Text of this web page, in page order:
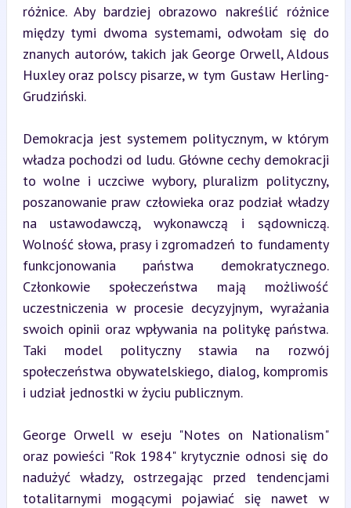
różnice. Aby bardziej obrazowo nakreślić różnice
między tymi dwoma systemami, odwołam się do
znanych autorów, takich jak George Orwell, Aldous
Huxley oraz polscy pisarze, w tym Gustaw Herling-
Grudziński.
Demokracja jest systemem politycznym, w którym
władza pochodzi od ludu. Główne cechy demokracji
to wolne i uczciwe wybory, pluralizm polityczny,
poszanowanie praw człowieka oraz podział władzy
na ustawodawczą, wykonawczą i sądowniczą.
Wolność słowa, prasy i zgromadzeń to fundamenty
funkcjonowania państwa demokratycznego.
Członkowie społeczeństwa mają możliwość
uczestniczenia w procesie decyzyjnym, wyrażania
swoich opinii oraz wpływania na politykę państwa.
Taki model polityczny stawia na rozwój
społeczeństwa obywatelskiego, dialog, kompromis
i udział jednostki w życiu publicznym.
George Orwell w eseju "Notes on Nationalism"
oraz powieści "Rok 1984" krytycznie odnosi się do
nadużyć władzy, ostrzegając przed tendencjami
totalitarnymi mogącymi pojawiać się nawet w